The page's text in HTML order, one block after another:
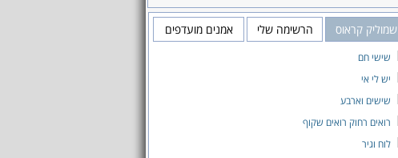
שמוליק קראוס הרשימה שלי אמנים מועדפים
שישי חם
יש לי אי
שישים וארבע
רואים רחוק רואים שקוף
לוח וגיר